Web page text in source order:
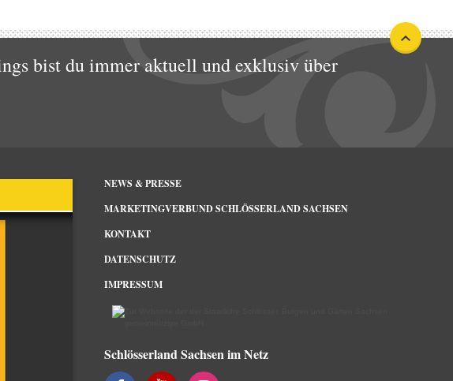
bist du immer aktuell und exklusiv über
NEWS & PRESSE
MARKETINGVERBUND SCHLÖSSERLAND SACHSEN
KONTAKT
DATENSCHUTZ
IMPRESSUM
Schlösserland Sachsen im Netz